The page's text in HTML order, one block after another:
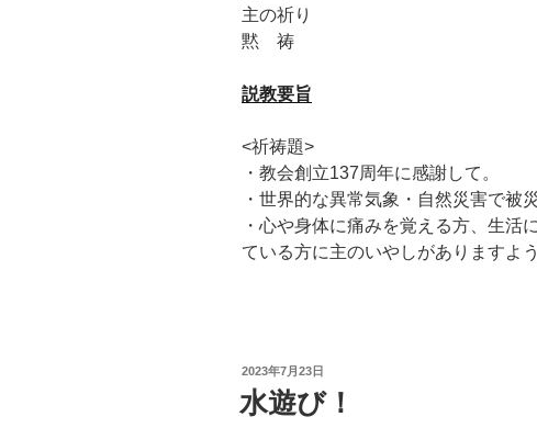
主の祈り
黙 祷
説教要旨
<祈祷題>
・教会創立137周年に感謝して。
・世界的な異常気象・自然災害で被
・心や身体に痛みを覚える方、生活
ている方に主のいやしがありますよう
投
日:
2023年7月23日
水遊び！